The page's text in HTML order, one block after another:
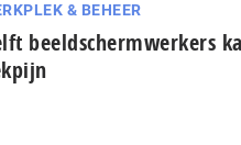
& BEHEER
beeldschermwerkers